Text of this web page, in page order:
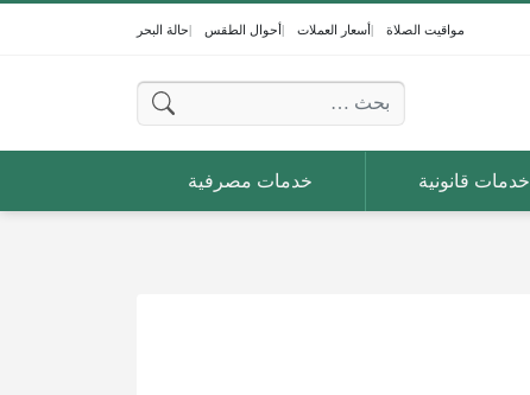
مواقيت الصلاة أسعار العملات أحوال الطقس حالة البحر
البحث عن:
خدمات قانونية خدمات مصرفية